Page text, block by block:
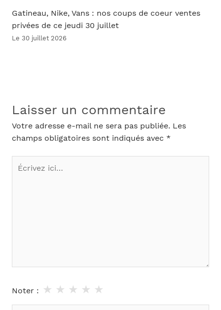
Gatineau, Nike, Vans : nos coups de coeur ventes
privées de ce jeudi 30 juillet
Le 30 juillet 2026
Laisser un commentaire
Votre adresse e-mail ne sera pas publiée. Les
champs obligatoires sont indiqués avec *
Écrivez
Noter : ★
★
★
★
★